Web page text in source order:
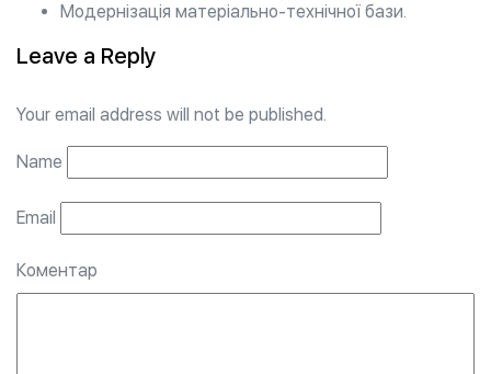
Модернізація матеріально-технічної бази.
Leave a Reply
Your email address will not be published.
Name
Email
Коментар